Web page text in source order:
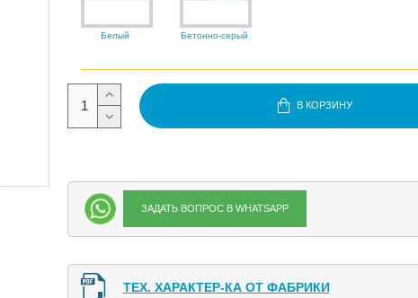
Белый Бетонно-серый
В КОРЗИНУ
ЗАДАТЬ ВОПРОС В WHATSAPP
ТЕХ. ХАРАКТЕР-КА ОТ ФАБРИКИ